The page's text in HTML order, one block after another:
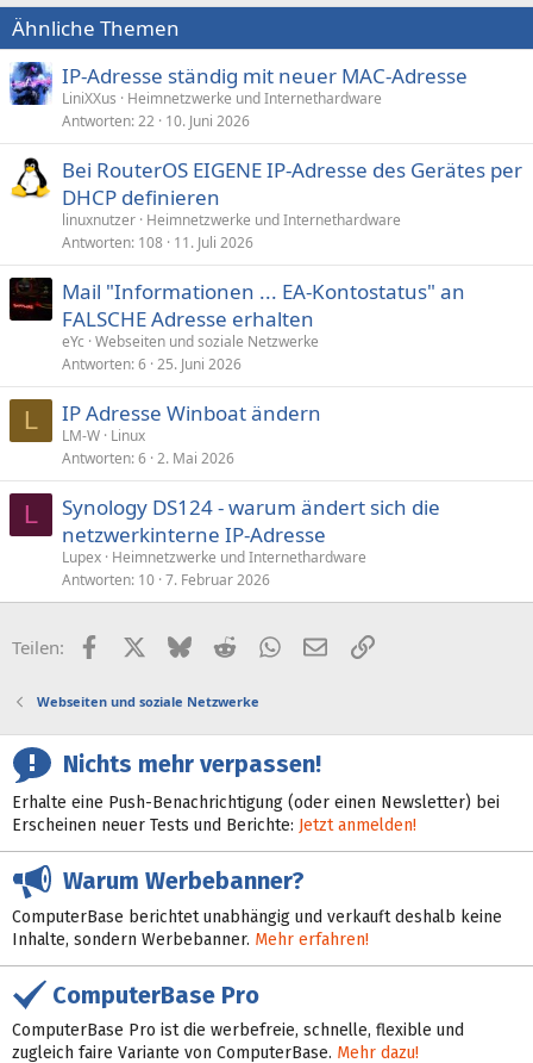
Ähnliche Themen
IP-Adresse ständig mit neuer MAC-Adresse
LiniXXus
Heimnetzwerke und Internethardware
Antworten 22 10. Juni 2026
Bei RouterOS EIGENE IP-Adresse des Gerätes per
DHCP definieren
linuxnutzer Heimnetzwerke und Internethardware
Antworten 108 11. Juli 2026
Mail "Informationen ... EA-Kontostatus" an
FALSCHE Adresse erhalten
eYc Webseiten und soziale Netzwerke
Antworten 6 25. Juni 2026
L IP Adresse Winboat ändern
LM-W Linux
Antworten 6 2. Mai 2026
L
Synology DS124 - warum ändert sich die
netzwerkinterne IP-Adresse
Lupex Heimnetzwerke und Internethardware
Antworten 10 7. Februar 2026
Teilen: FacebookX (Twitter)
BlueskyRedditWhatsApp
E-MailLink
Webseiten und soziale Netzwerke
Nichts mehr verpassen!
Erhalte eine Push-Benachrichtigung (oder einen Newsletter) bei
Erscheinen neuer Tests und Berichte: Jetzt anmelden!
Warum Werbebanner?
ComputerBase berichtet unabhängig und verkauft deshalb keine
Inhalte, sondern Werbebanner. Mehr erfahren!
ComputerBase Pro
ComputerBase Pro ist die werbefreie, schnelle, flexible und
zugleich faire Variante von ComputerBase. Mehr dazu!